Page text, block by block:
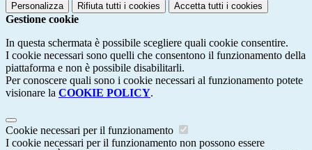
Personalizza Rifiuta tutti i cookies Accetta tutti i cookies
Gestione cookie
In questa schermata è possibile scegliere quali cookie consentire.
I cookie necessari sono quelli che consentono il funzionamento della
piattaforma e non è possibile disabilitarli.
Per conoscere quali sono i cookie necessari al funzionamento potete
visionare la COOKIE POLICY.
Cookie necessari per il funzionamento
I cookie necessari per il funzionamento non possono essere